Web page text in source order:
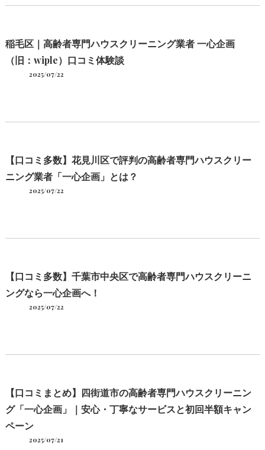
稲毛区｜高齢者専門ハウスクリーニング業者 一心企画
（旧：wiple）口コミ体験談
2025/07/22
【口コミ多数】花見川区で評判の高齢者専門ハウスクリー
ニング業者「一心企画」とは？
2025/07/22
【口コミ多数】千葉市中央区で高齢者専門ハウスクリーニ
ングなら一心企画へ！
2025/07/22
【口コミまとめ】四街道市の高齢者専門ハウスクリーニン
グ「一心企画」｜安心・丁寧なサービスと初回半額キャン
ペーン
2025/07/21